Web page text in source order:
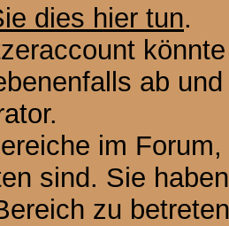
dies hier tun.
ab
im
sind. Sie
zu